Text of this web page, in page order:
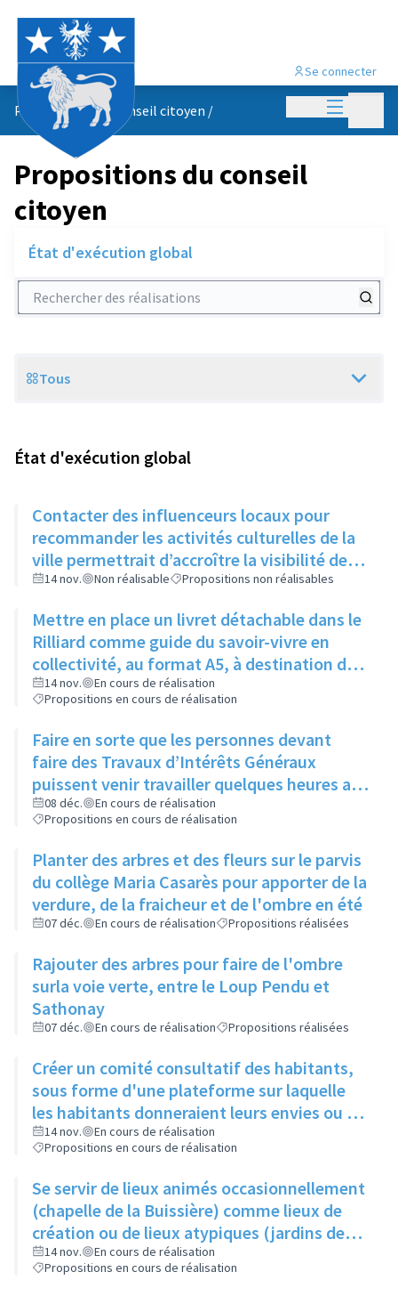
Menu
Se connecter
Propositions du conseil citoyen /
Propositions du conseil
citoyen
État d'exécution global
Rechercher des réalisations
Scope
Tous
État d'exécution global
Contacter des influenceurs locaux pour
recommander les activités culturelles de la
ville permettrait d’accroître la visibilité des
évènements auprès des jeunes
14 nov. Non réalisable Propositions non réalisables
Mettre en place un livret détachable dans le
Rilliard comme guide du savoir-vivre en
collectivité, au format A5, à destination des
immeubles un mois puis des maisons le
mois suivant
14 nov.
En cours de réalisation
Propositions en cours de réalisation
Faire en sorte que les personnes devant
faire des Travaux d’Intérêts Généraux
puissent venir travailler quelques heures aux
restos du cœur dans le cadre de leur
sanction
08 déc.
En cours de réalisation
Propositions en cours de réalisation
Planter des arbres et des fleurs sur le parvis
du collège Maria Casarès pour apporter de la
verdure, de la fraicheur et de l'ombre en été
07 déc. En cours de réalisation Propositions réalisées
Rajouter des arbres pour faire de l'ombre
surla voie verte, entre le Loup Pendu et
Sathonay
07 déc. En cours de réalisation Propositions réalisées
Créer un comité consultatif des habitants,
sous forme d'une plateforme sur laquelle
les habitants donneraient leurs envies ou se
manifesteraient sur leur volonté de
participer à tel ou tel évènement, et où les
acteurs culturels présenteraient ce qu'ils
produisent
14 nov.
En cours de réalisation
Propositions en cours de réalisation
Se servir de lieux animés occasionnellement
(chapelle de la Buissière) comme lieux de
création ou de lieux atypiques (jardins des
Semailles) comme lieux d'exposition pour
photos ou oeuvres
14 nov.
En cours de réalisation
Propositions en cours de réalisation